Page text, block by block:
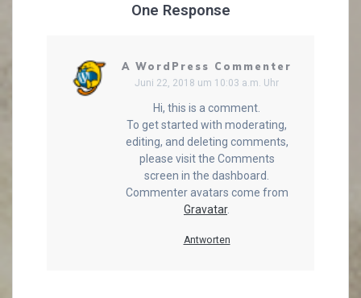
One Response
A WordPress Commenter
Juni 22, 2018 um 10:03 a.m. Uhr
Hi, this is a comment.
To get started with moderating,
editing, and deleting comments,
please visit the Comments
screen in the dashboard.
Commenter avatars come from
Gravatar.
Antworten